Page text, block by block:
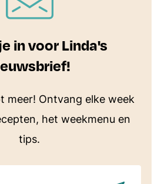
in voor Linda's
meer! Ontvang elke week
het weekmenu en
tips.